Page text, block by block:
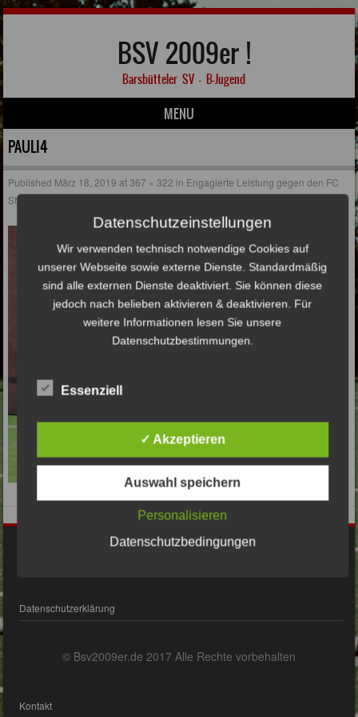
BSV 2009er !
Barsbütteler SV – B-Jugend
MENU
Skip to content
PAULI4
Published März 18, 2019 at367 × 322 in Engagierte Leistung gegen den FC
St. Pauli
Datenschutzerklärung
© Bsv2009er.de 2017 Alle Rechte vorbehalten
Kontakt
Datenschutzeinstellungen
Wir verwenden technisch notwendige Cookies auf
unserer Webseite sowie externe Dienste. Standardmäßig
sind alle externen Dienste deaktiviert. Sie können diese
jedoch nach belieben aktivieren & deaktivieren. Für
weitere Informationen lesen Sie unsere
Datenschutzbestimmungen.
Essenziell
✓ Akzeptieren
Auswahl speichern
Personalisieren
Datenschutzbedingungen